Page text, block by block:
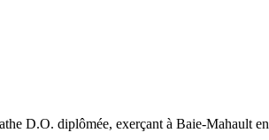
D.O. diplômée, exerçant à Baie-Mahault